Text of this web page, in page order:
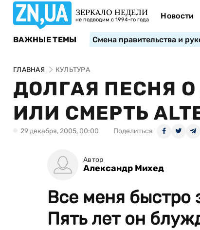
ЗЕРКАЛО НЕДЕЛИ
не подводим с 1994-го года Новости
ВАЖНЫЕ ТЕМЫ Смена правительства и
ГЛАВНАЯ КУЛЬТУРА
ДОЛГАЯ ПЕСНЯ
ИЛИ СМЕРТЬ
29 декабря, 2005, 00:00 Поделиться
Автор
Александр Михед
Все меня быстро
Пять лет он